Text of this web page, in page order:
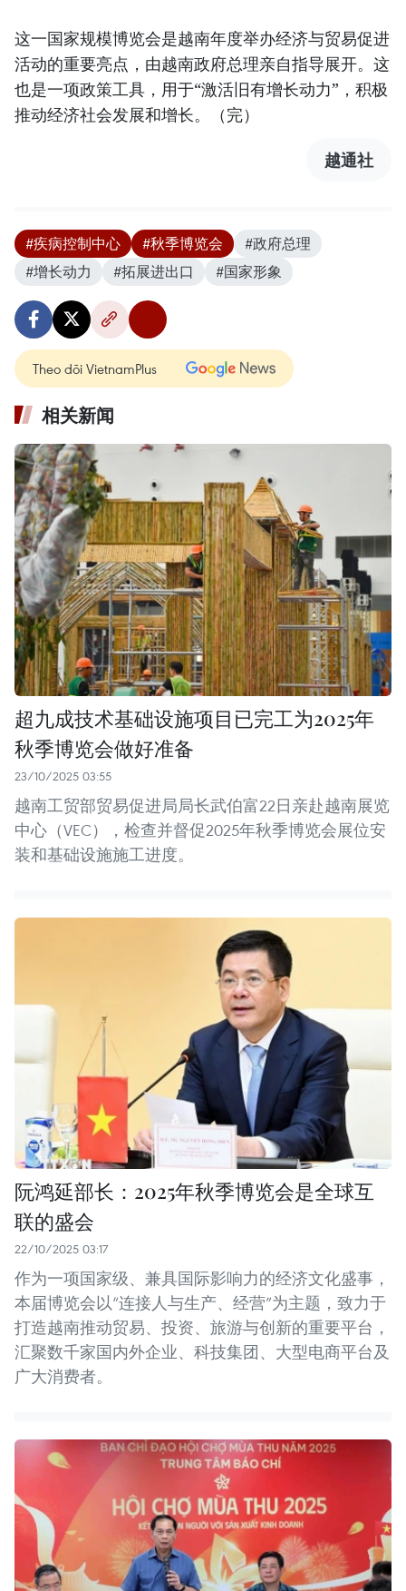
这一国家规模博览会是越南年度举办经济与贸易促进
活动的重要亮点，由越南政府总理亲自指导展开。这
也是一项政策工具，用于“激活旧有增长动力”，积极
推动经济社会发展和增长。（完）
越通社
#疾病控制中心 #秋季博览会
#政府总理
#增长动力
#拓展进出口 #国家形象
Theo dõi VietnamPlus
相关新闻
超九成技术基础设施项目已完工为2025年
秋季博览会做好准备
23/10/2025 03:55
越南工贸部贸易促进局局长武伯富22日亲赴越南展览
中心（VEC），检查并督促2025年秋季博览会展位安
装和基础设施施工进度。
阮鸿延部长：2025年秋季博览会是全球互
联的盛会
22/10/2025 03:17
作为一项国家级、兼具国际影响力的经济文化盛事，
本届博览会以“连接人与生产、经营”为主题，致力于
打造越南推动贸易、投资、旅游与创新的重要平台，
汇聚数千家国内外企业、科技集团、大型电商平台及
广大消费者。